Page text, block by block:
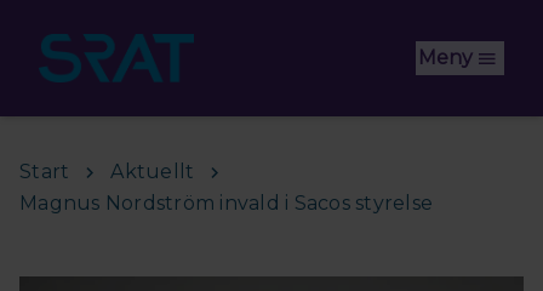
Meny
Start
Aktuellt
Magnus Nordström invald i Sacos styrelse